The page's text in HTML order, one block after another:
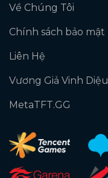
Về Chúng Tôi
Chính sách bảo mật
Liên Hệ
Vương Giả Vinh Diệu
MetaTFT.GG